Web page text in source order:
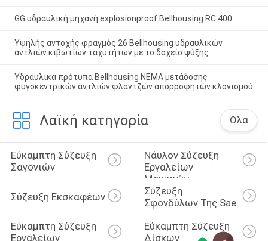
GG υδραυλική μηχανή explosionproof Bellhousing RC 400
Υψηλής αντοχής φραγμός 26 Bellhousing υδραυλικών
αντλιών κιβωτίων ταχυτήτων με το δοχείο ψύξης
Υδραυλικά πρότυπα Bellhousing NEMA μετάδοσης
φυγοκεντρικών αντλιών φλαντζών απορροφητών κλονισμού
Λαϊκή κατηγορία Όλα
Εύκαμπτη Σύζευξη
Σαγονιών
Νάυλον Σύζευξη
Εργαλείων
Μανικιών
Σύζευξη Εκσκαφέων
Σύζευξη
Σφονδύλων Της Sae
Εύκαμπτη Σύζευξη
Εργαλείων
Εύκαμπτη Σύζευξη
Δίσκων